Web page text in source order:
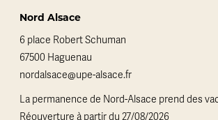
Nord Alsace
6 place Robert Schuman
67500 Haguenau
nordalsace@upe-alsace.fr
La permanence de Nord-Alsace prend des
Réouverture à partir du 27/08/2026